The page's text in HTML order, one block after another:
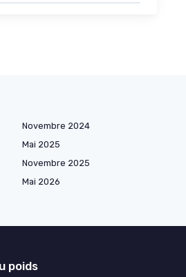
Novembre 2024
Mai 2025
Novembre 2025
Mai 2026
poids